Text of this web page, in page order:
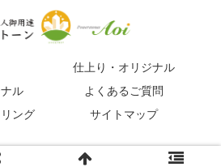
仕上り・オリジナル
ル
よくあるご質問
ング
サイトマップ
能人御用達パワーストーンマガジン.